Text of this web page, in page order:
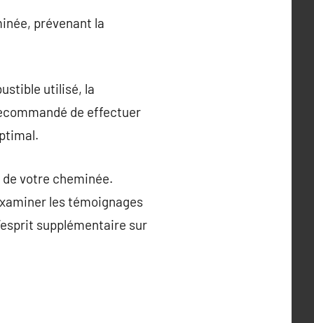
prévenant la
utilisé, la
de effectuer
votre cheminée.
les témoignages
supplémentaire sur